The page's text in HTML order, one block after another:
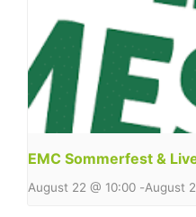
EMC Sommerfest &
August 22 @ 10:00 -August